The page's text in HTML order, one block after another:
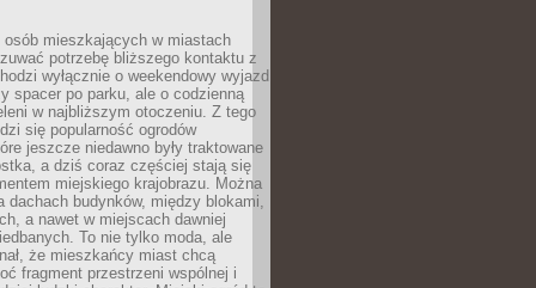
osób mieszkających w miastach
potrzebę bliższego kontaktu z
wyłącznie o weekendowy wyjazd
spacer po parku, ale o codzienną
w najbliższym otoczeniu. Z tego
się popularność ogrodów
jeszcze niedawno były traktowane
a dziś coraz częściej stają się
miejskiego krajobrazu. Można
dachach budynków, między blokami,
a nawet w miejscach dawniej
To nie tylko moda, ale
że mieszkańcy miast chcą
fragment przestrzeni wspólnej i